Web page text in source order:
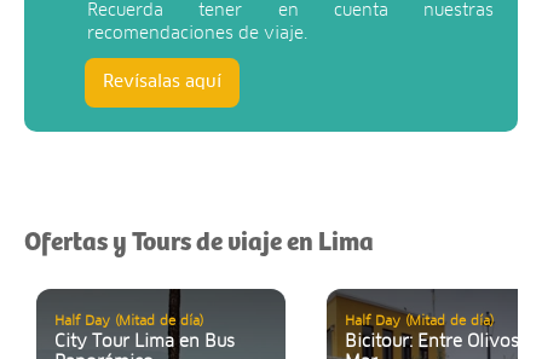
Recuerda tener en cuenta nuestras
recomendaciones de viaje.
Revísalas aquí
Ofertas y Tours de viaje en Lima
Half Day (Mitad de día)
City Tour Lima en Bus
Half Day (Mitad de día)
Bicitour: Entre Olivos y